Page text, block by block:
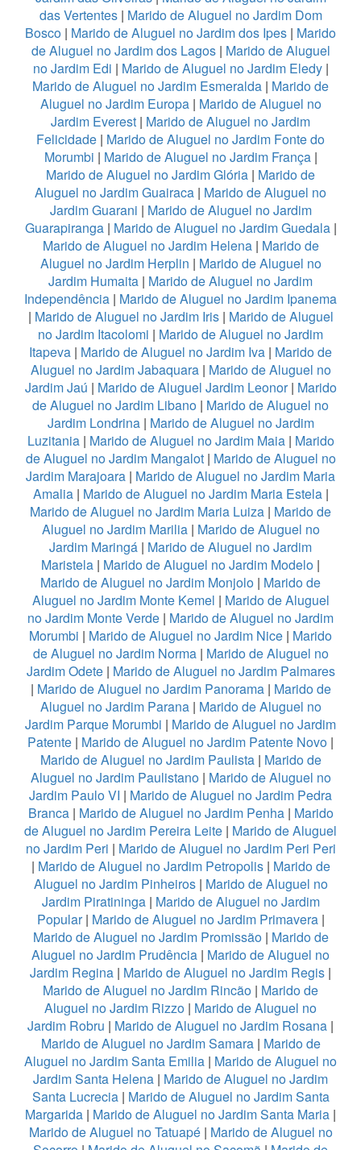
das Vertentes| Marido de Aluguel no Jardim Dom
Bosco | Marido de Aluguel no Jardim dos Ipes | Marido
de Aluguel no Jardim dos Lagos| Marido de Aluguel
no Jardim Edi | Marido de Aluguel no Jardim Eledy|
Marido de Aluguel no Jardim Esmeralda | Marido de
Aluguel no Jardim Europa| Marido de Aluguel no
Jardim Everest | Marido de Aluguel no Jardim
Felicidade | Marido de Aluguel no Jardim Fonte do
Morumbi | Marido de Aluguel no Jardim França|
Marido de Aluguel no Jardim Glória | Marido de
Aluguel no Jardim Guairaca | Marido de Aluguel no
Jardim Guarani | Marido de Aluguel no Jardim
Guarapiranga| Marido de Aluguel no Jardim Guedala|
Marido de Aluguel no Jardim Helena| Marido de
Aluguel no Jardim Herplin | Marido de Aluguel no
Jardim Humaita | Marido de Aluguel no Jardim
Independência | Marido de Aluguel no Jardim Ipanema
| Marido de Aluguel no Jardim Iris| Marido de Aluguel
no Jardim Itacolomi | Marido de Aluguel no Jardim
Itapeva | Marido de Aluguel no Jardim Iva | Marido de
Aluguel no Jardim Jabaquara| Marido de Aluguel no
Jardim Jaú | Marido de Aluguel Jardim Leonor| Marido
de Aluguel no Jardim Libano | Marido de Aluguel no
Jardim Londrina| Marido de Aluguel no Jardim
Luzitania| Marido de Aluguel no Jardim Maia| Marido
de Aluguel no Jardim Mangalot| Marido de Aluguel no
Jardim Marajoara | Marido de Aluguel no Jardim Maria
Amalia| Marido de Aluguel no Jardim Maria Estela|
Marido de Aluguel no Jardim Maria Luiza | Marido de
Aluguel no Jardim Marilia| Marido de Aluguel no
Jardim Maringá | Marido de Aluguel no Jardim
Maristela | Marido de Aluguel no Jardim Modelo |
Marido de Aluguel no Jardim Monjolo | Marido de
Aluguel no Jardim Monte Kemel | Marido de Aluguel
no Jardim Monte Verde | Marido de Aluguel no Jardim
Morumbi | Marido de Aluguel no Jardim Nice | Marido
de Aluguel no Jardim Norma| Marido de Aluguel no
Jardim Odete| Marido de Aluguel no Jardim Palmares
| Marido de Aluguel no Jardim Panorama| Marido de
Aluguel no Jardim Parana| Marido de Aluguel no
Jardim Parque Morumbi | Marido de Aluguel no Jardim
Patente | Marido de Aluguel no Jardim Patente Novo |
Marido de Aluguel no Jardim Paulista| Marido de
Aluguel no Jardim Paulistano| Marido de Aluguel no
Jardim Paulo VI | Marido de Aluguel no Jardim Pedra
Branca| Marido de Aluguel no Jardim Penha| Marido
de Aluguel no Jardim Pereira Leite | Marido de Aluguel
no Jardim Peri | Marido de Aluguel no Jardim Peri Peri
| Marido de Aluguel no Jardim Petropolis| Marido de
Aluguel no Jardim Pinheiros| Marido de Aluguel no
Jardim Piratininga| Marido de Aluguel no Jardim
Popular| Marido de Aluguel no Jardim Primavera|
Marido de Aluguel no Jardim Promissão| Marido de
Aluguel no Jardim Prudência | Marido de Aluguel no
Jardim Regina | Marido de Aluguel no Jardim Regis |
Marido de Aluguel no Jardim Rincão | Marido de
Aluguel no Jardim Rizzo | Marido de Aluguel no
Jardim Robru | Marido de Aluguel no Jardim Rosana |
Marido de Aluguel no Jardim Samara| Marido de
Aluguel no Jardim Santa Emilia | Marido de Aluguel no
Jardim Santa Helena | Marido de Aluguel no Jardim
Santa Lucrecia| Marido de Aluguel no Jardim Santa
Margarida | Marido de Aluguel no Jardim Santa Maria |
Marido de Aluguel no Tatuapé| Marido de Aluguel no